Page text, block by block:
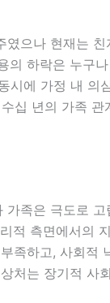
으나 현재는
의 하락은 누구
시에 가정 내 의
십 년의 가족
족은 극도로
적 측면에서의
족하고, 사회적
처는 장기적 사